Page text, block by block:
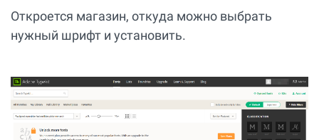
Откроется магазин, откуда можно выбрать
нужный шрифт и установить.